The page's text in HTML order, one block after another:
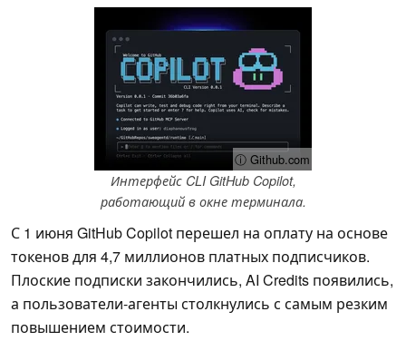
ⓘ Github.com
Интерфейс CLI GitHub Copilot,
работающий в окне терминала.
С 1 июня GitHub Copilot перешел на оплату на основе
токенов для 4,7 миллионов платных подписчиков.
Плоские подписки закончились, AI Credits появились,
а пользователи-агенты столкнулись с самым резким
повышением стоимости.